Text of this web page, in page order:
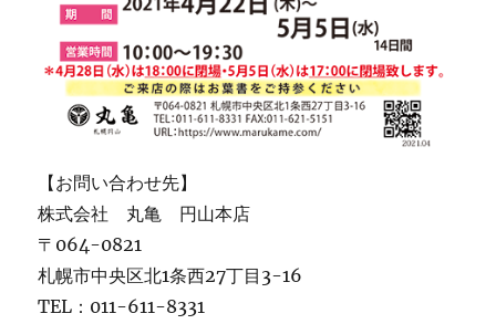
【お問い合わせ先】
株式会社 丸亀 円山本店
〒064-0821
札幌市中央区北1条西27丁目3-16
TEL：011-611-8331